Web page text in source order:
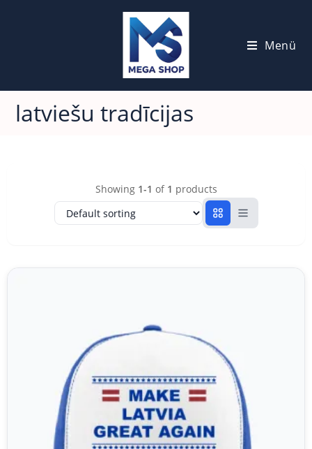
Menü
latviešu tradīcijas
Showing 1-1 of 1 products